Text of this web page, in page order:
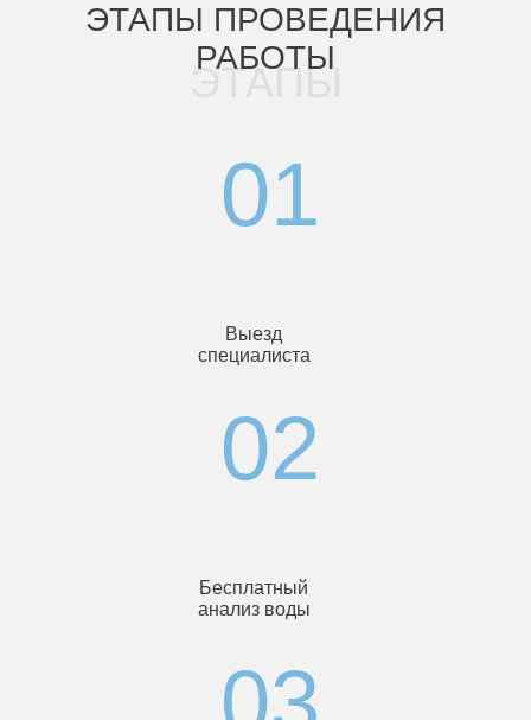
ЭТАПЫ ПРОВЕДЕНИЯ
РАБОТЫ
Выезд
специалиста
Бесплатный
анализ воды